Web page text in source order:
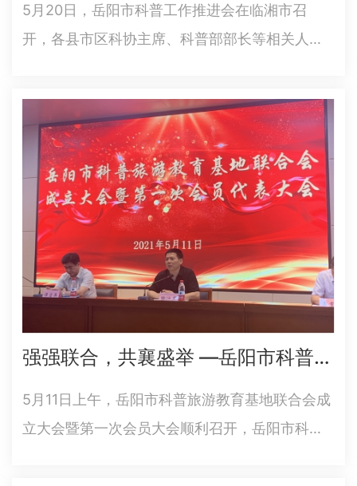
5月20日，岳阳市科普工作推进会在临湘市召
开，各县市区科协主席、科普部部长等相关人员
员、副主席唐慧出席会议。上午，与会人员先后
前往“临湘市浮标文化科普馆”、“中国流动科技
馆”临湘站巡展、梦田葡萄种…
强强联合，共襄盛举 —岳阳市科普旅游教育基地联合会成立大会暨第一次会员代表大会顺利召开
5月11日上午，岳阳市科普旅游教育基地联合会成
立大会暨第一次会员大会顺利召开，岳阳市科协